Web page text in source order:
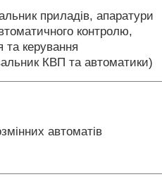
приладів, апаратури
контролю,
та керування
КВП та автоматики)
автоматів